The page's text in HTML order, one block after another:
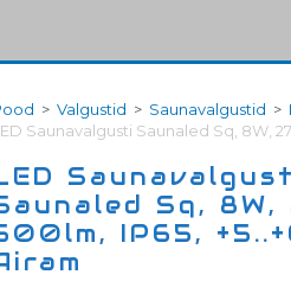
> Valgustid > Saunavalgustid >
Saunavalgusti Saunaled Sq, 8W,
Sq,
IP65,